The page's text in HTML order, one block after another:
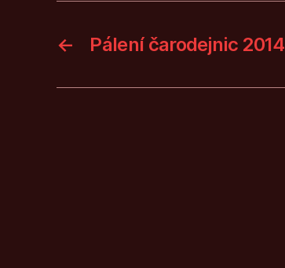
← Pálení čarodejnic 2014